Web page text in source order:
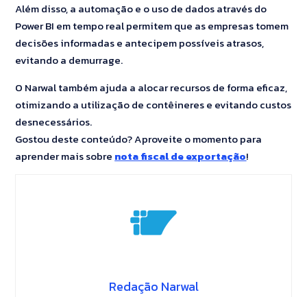
Além disso, a automação e o uso de dados através do
Power BI em tempo real permitem que as empresas tomem
decisões informadas e antecipem possíveis atrasos,
evitando a demurrage.
O Narwal também ajuda a alocar recursos de forma eficaz,
otimizando a utilização de contêineres e evitando custos
desnecessários.
Gostou deste conteúdo? Aproveite o momento para
aprender mais sobre nota fiscal de exportação!
Redação Narwal